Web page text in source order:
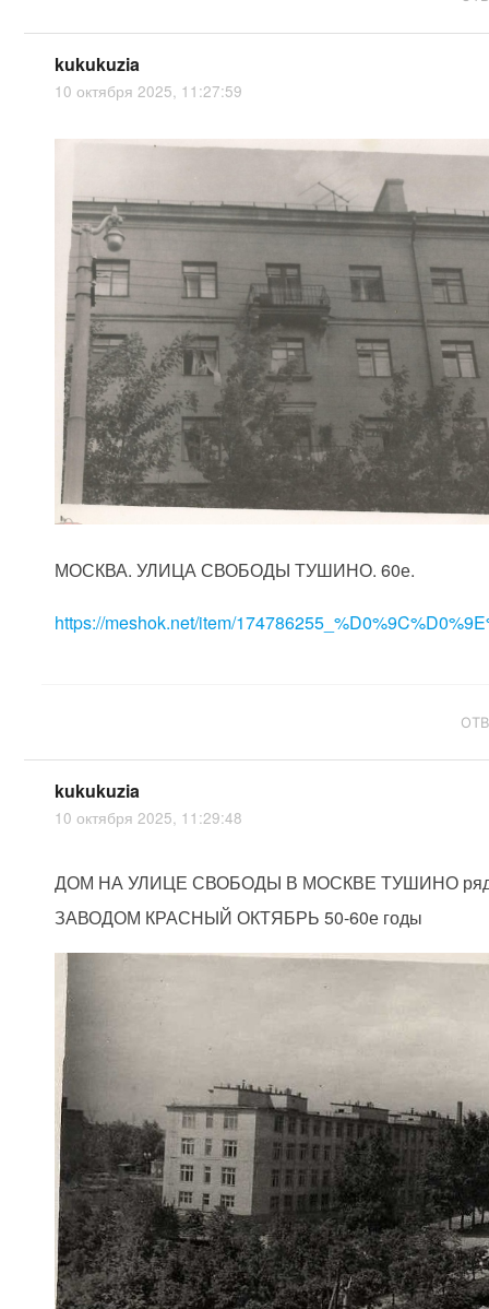
kukukuzia
10 октября 2025, 11:27:59
МОСКВА. УЛИЦА СВОБОДЫ ТУШИНО. 60е.
https://meshok.net/item/
kukukuzia
10 октября 2025, 11:29:48
ДОМ НА УЛИЦЕ СВОБОДЫ В МОСКВЕ ТУШИНО
ЗАВОДОМ КРАСНЫЙ ОКТЯБРЬ 50-60е годы